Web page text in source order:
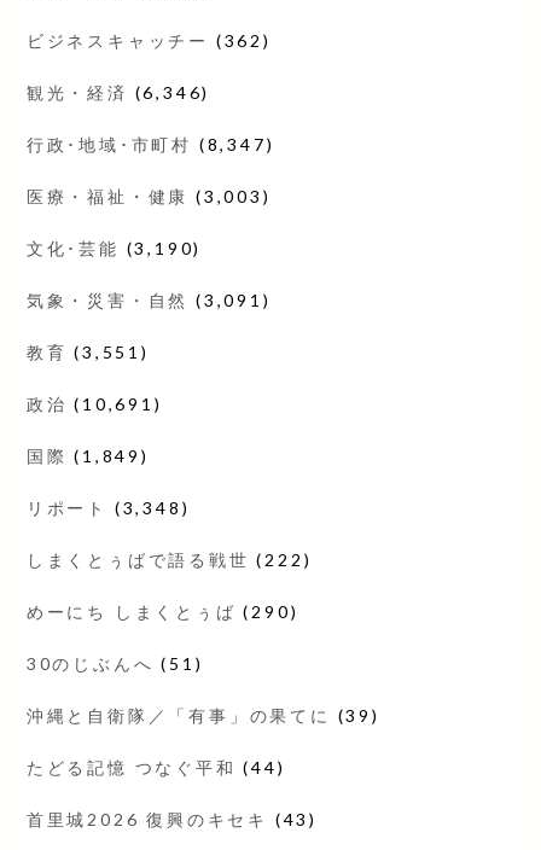
ビジネスキャッチー (362)
観光・経済 (6,346)
行政･地域･市町村 (8,347)
医療・福祉・健康 (3,003)
文化･芸能 (3,190)
気象・災害・自然 (3,091)
教育 (3,551)
政治 (10,691)
国際 (1,849)
リポート (3,348)
しまくとぅばで語る戦世 (222)
めーにち しまくとぅば (290)
30のじぶんへ (51)
沖縄と自衛隊／「有事」の果てに (39)
たどる記憶 つなぐ平和 (44)
首里城2026 復興のキセキ (43)